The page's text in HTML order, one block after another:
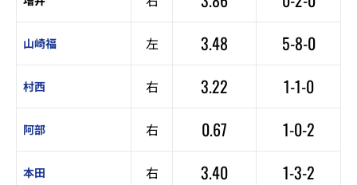
山崎福 左 3.48 5-8-0
村西 右 3.22 1-1-0
阿部 右 0.67 1-0-2
本田 右 3.40 1-3-2